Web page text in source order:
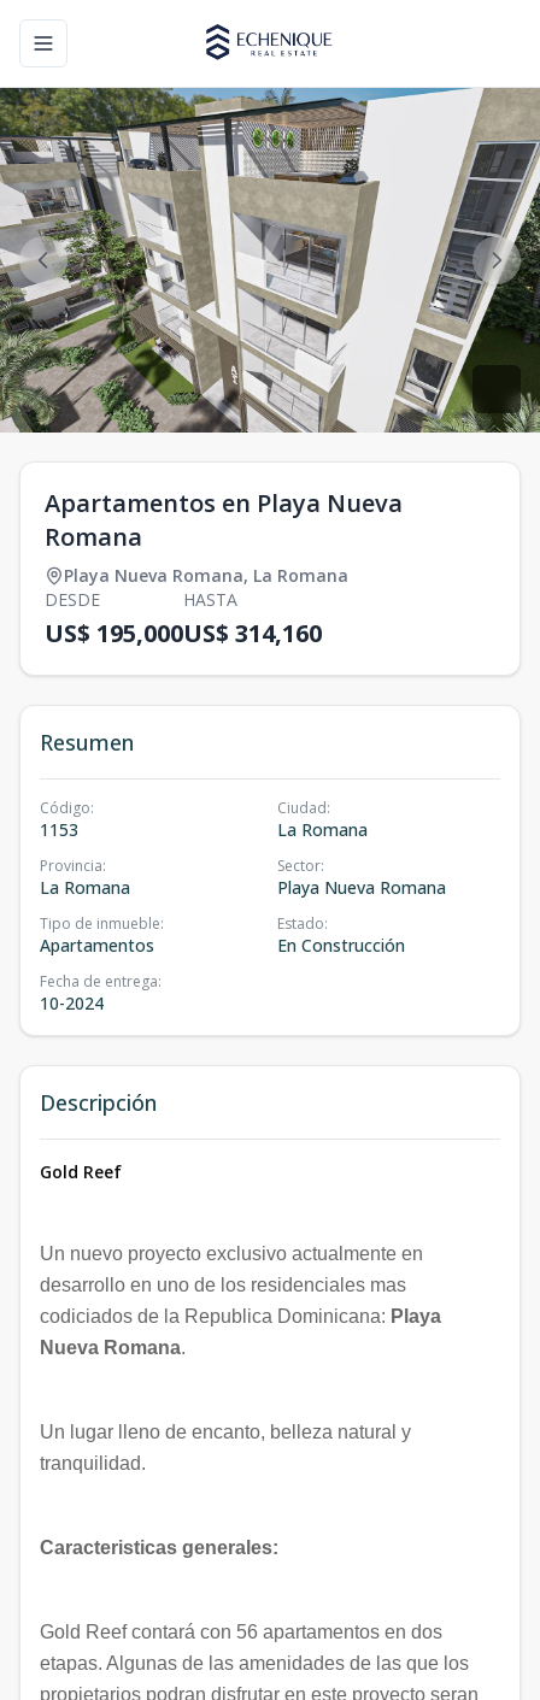
Toggle navigation menu
Apartamentos en Playa Nueva
Romana
Playa Nueva Romana, La Romana
DESDE
US$ 195,000
HASTA
US$ 314,160
Resumen
Código:
1153
Ciudad:
La Romana
Provincia:
La Romana
Sector:
Playa Nueva Romana
Tipo de inmueble:
Apartamentos
Estado:
En Construcción
Fecha de entrega:
10-2024
Descripción
Gold Reef
Un nuevo proyecto exclusivo actualmente en
desarrollo en uno de los residenciales mas
codiciados de la Republica Dominicana: Playa
Nueva Romana.
Un lugar lleno de encanto, belleza natural y
tranquilidad.
Caracteristicas generales:
Gold Reef contará con 56 apartamentos en dos
etapas. Algunas de las amenidades de las que los
propietarios podran disfrutar en este proyecto seran